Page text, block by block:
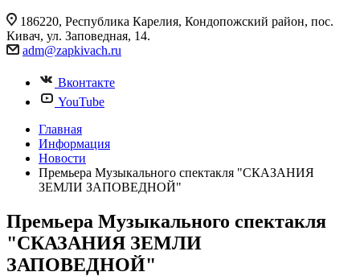
186220, Республика Карелия, Кондопожский район, пос.
Кивач, ул. Заповедная, 14.
adm@zapkivach.ru
Вконтакте
YouTube
Главная
Информация
Новости
Премьера Музыкального спектакля "СКАЗАНИЯ
ЗЕМЛИ ЗАПОВЕДНОЙ"
Премьера Музыкального спектакля
"СКАЗАНИЯ ЗЕМЛИ
ЗАПОВЕДНОЙ"